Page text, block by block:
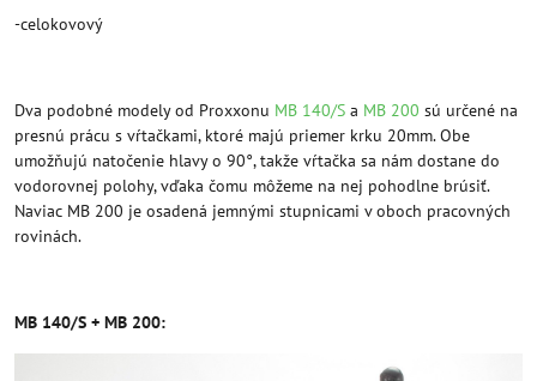
-celokovový
Dva podobné modely od Proxxonu MB 140/S a MB 200 sú určené na
presnú prácu s vŕtačkami, ktoré majú priemer krku 20mm. Obe
umožňujú natočenie hlavy o 90°, takže vŕtačka sa nám dostane do
vodorovnej polohy, vďaka čomu môžeme na nej pohodlne brúsiť.
Naviac MB 200 je osadená jemnými stupnicami v oboch pracovných
rovinách.
MB 140/S + MB 200: